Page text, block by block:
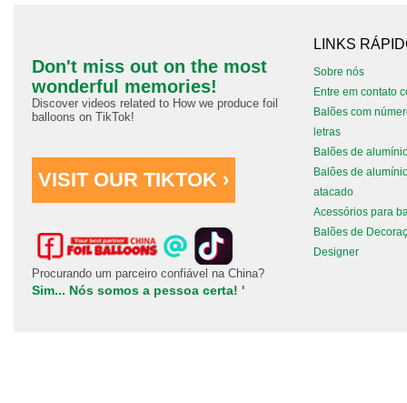
Don't miss out on the most
wonderful memories!
Discover videos related to How we produce foil
balloons on TikTok!
VISIT OUR TIKTOK ›
Procurando um parceiro confiável na China?
Sim... Nós somos a pessoa certa! '
LINKS
Sobre nós
Entre em contato
Balões com
letras
Balões de
Balões de
atacado
Acessórios para
Balões de
Designer